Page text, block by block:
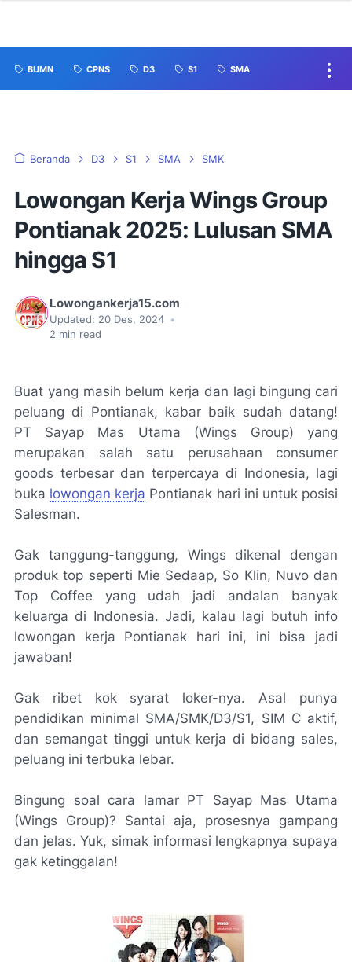
BUMN CPNS D3 S1 SMA
Beranda D3 S1 SMA SMK
Lowongan Kerja Wings Group
Pontianak 2025: Lulusan SMA
hingga S1
Lowongankerja15.com
Updated: 20 Des, 2024 •
2 min read
Buat yang masih belum kerja dan lagi bingung cari
peluang di Pontianak, kabar baik sudah datang!
PT Sayap Mas Utama (Wings Group) yang
merupakan salah satu perusahaan consumer
goods terbesar dan terpercaya di Indonesia, lagi
buka lowongan kerja Pontianak hari ini untuk posisi
Salesman.
Gak tanggung-tanggung, Wings dikenal dengan
produk top seperti Mie Sedaap, So Klin, Nuvo dan
Top Coffee yang udah jadi andalan banyak
keluarga di Indonesia. Jadi, kalau lagi butuh info
lowongan kerja Pontianak hari ini, ini bisa jadi
jawaban!
Gak ribet kok syarat loker-nya. Asal punya
pendidikan minimal SMA/SMK/D3/S1, SIM C aktif,
dan semangat tinggi untuk kerja di bidang sales,
peluang ini terbuka lebar.
Bingung soal cara lamar PT Sayap Mas Utama
(Wings Group)? Santai aja, prosesnya gampang
dan jelas. Yuk, simak informasi lengkapnya supaya
gak ketinggalan!